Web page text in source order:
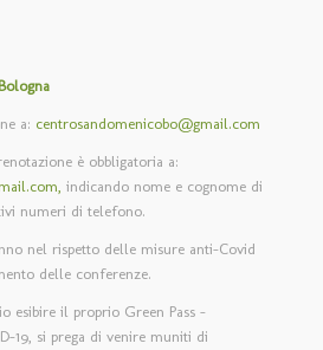
a: centrosandomenicobo@gmail.com
è obbligatoria a:
indicando nome e cognome di
numeri di telefono.
nel rispetto delle misure anti-Covid
delle conferenze.
esibire il proprio Green Pass –
19, si prega di venire muniti di